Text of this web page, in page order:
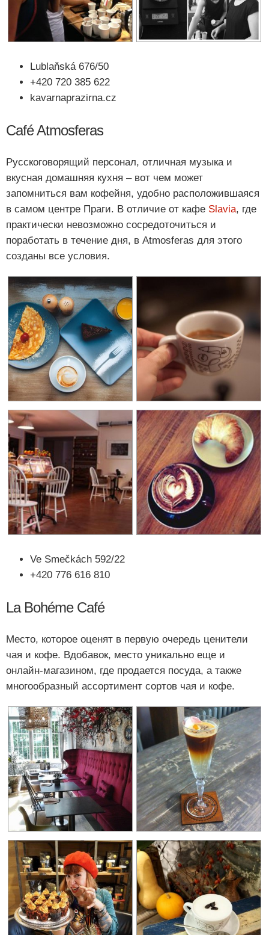
Lublaňská 676/50
+420 720 385 622
kavarnaprazirna.cz
Café Atmosferas
Русскоговорящий персонал, отличная музыка и
вкусная домашняя кухня – вот чем может
запомниться вам кофейня, удобно расположившаяся
в самом центре Праги. В отличие от кафе Slavia, где
практически невозможно сосредоточиться и
поработать в течение дня, в Atmosferas для этого
созданы все условия.
Ve Smečkách 592/22
+420 776 616 810
La Bohéme Café
Место, которое оценят в первую очередь ценители
чая и кофе. Вдобавок, место уникально еще и
онлайн-магазином, где продается посуда, а также
многообразный ассортимент сортов чая и кофе.